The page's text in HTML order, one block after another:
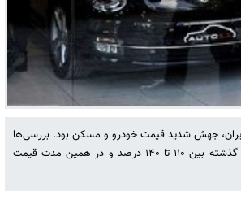
جهش شدید قیمت خودرو و مسکن بود. بررسی‌ها
نشان می‌دهد قیمت خودرو در بازار نسبت به اردیبهشت سال گذشته بین ۱۱۰ تا ۱۴۰ درصد و در همین مدت قیمت